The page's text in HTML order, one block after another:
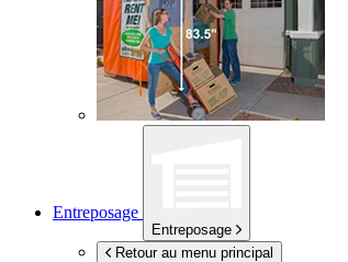
Entreposage
Entreposage
Retour au menu principal